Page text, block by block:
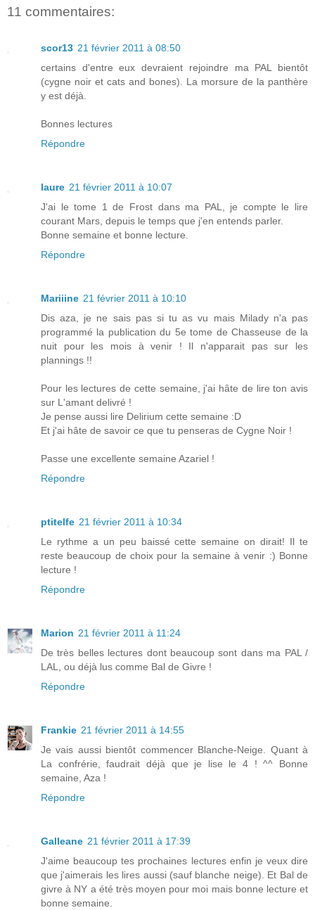
11 commentaires:
scor13 21 février 2011 à 08:50
certains d'entre eux devraient rejoindre ma PAL bientôt
(cygne noir et cats and bones). La morsure de la panthère
y est déjà.
Bonnes lectures
Répondre
laure 21 février 2011 à 10:07
J'ai le tome 1 de Frost dans ma PAL, je compte le lire
courant Mars, depuis le temps que j'en entends parler.
Bonne semaine et bonne lecture.
Répondre
Mariiine 21 février 2011 à 10:10
Dis aza, je ne sais pas si tu as vu mais Milady n'a pas
programmé la publication du 5e tome de Chasseuse de la
nuit pour les mois à venir ! Il n'apparait pas sur les
plannings !!
Pour les lectures de cette semaine, j'ai hâte de lire ton avis
sur L'amant delivré !
Je pense aussi lire Delirium cette semaine :D
Et j'ai hâte de savoir ce que tu penseras de Cygne Noir !
Passe une excellente semaine Azariel !
Répondre
ptitelfe 21 février 2011 à 10:34
Le rythme a un peu baissé cette semaine on dirait! Il te
reste beaucoup de choix pour la semaine à venir :) Bonne
lecture !
Répondre
Marion 21 février 2011 à 11:24
De très belles lectures dont beaucoup sont dans ma PAL /
LAL, ou déjà lus comme Bal de Givre !
Répondre
Frankie 21 février 2011 à 14:55
Je vais aussi bientôt commencer Blanche-Neige. Quant à
La confrérie, faudrait déjà que je lise le 4 ! ^^ Bonne
semaine, Aza !
Répondre
Galleane 21 février 2011 à 17:39
J'aime beaucoup tes prochaines lectures enfin je veux dire
que j'aimerais les lires aussi (sauf blanche neige). Et Bal de
givre à NY a été très moyen pour moi mais bonne lecture et
bonne semaine.